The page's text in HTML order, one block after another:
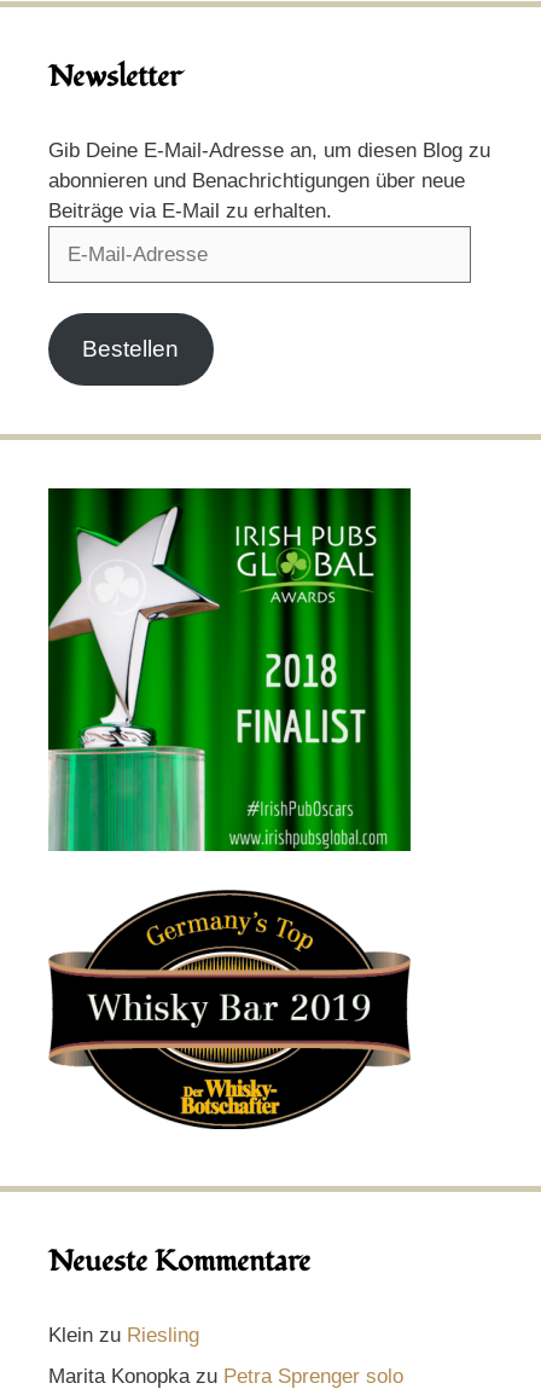
Newsletter
Gib Deine E-Mail-Adresse an, um diesen Blog zu
abonnieren und Benachrichtigungen über neue
Beiträge via E-Mail zu erhalten.
Bestellen
Neueste Kommentare
Klein zu Riesling
Marita Konopka zu Petra Sprenger solo